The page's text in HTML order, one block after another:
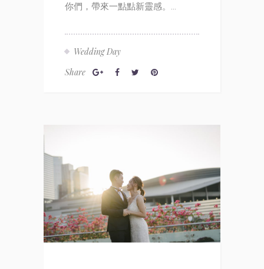
你們，帶來一點點新靈感。...
Wedding Day
Share